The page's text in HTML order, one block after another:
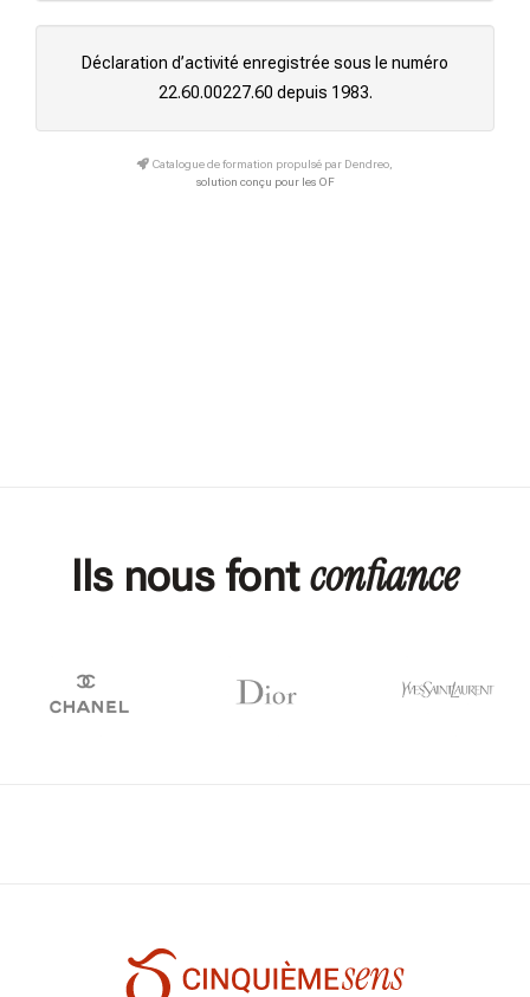
Déclaration d’activité enregistrée sous le numéro
22.60.00227.60 depuis 1983.
Catalogue de formation propulsé par Dendreo,
solution conçu pour les OF
Ils nous fontconfiance